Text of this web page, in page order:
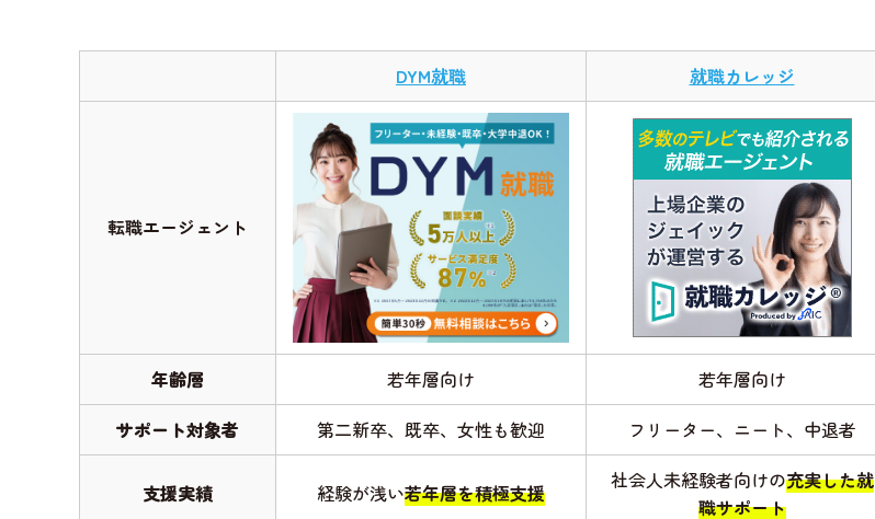
DYM就職 就職カレッジ
転職エージェント
年齢層 若年層向け
若年層向け
サポート対象者
第二新卒、既卒、女性も歓迎 フリーター、ニート、中退者
支援実績 経験が浅い若年層を積極支援 社会人未経験者向けの充実した就
職サポート